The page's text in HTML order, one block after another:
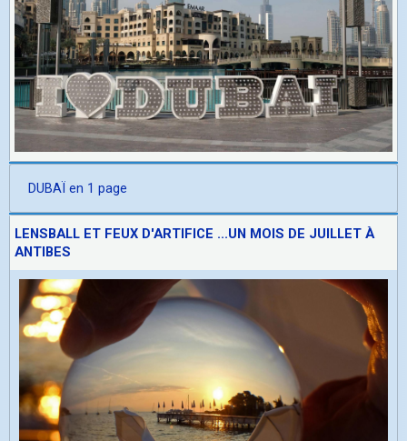
DUBAÏ en 1 page
LENSBALL ET FEUX D'ARTIFICE ...UN MOIS DE JUILLET À
ANTIBES